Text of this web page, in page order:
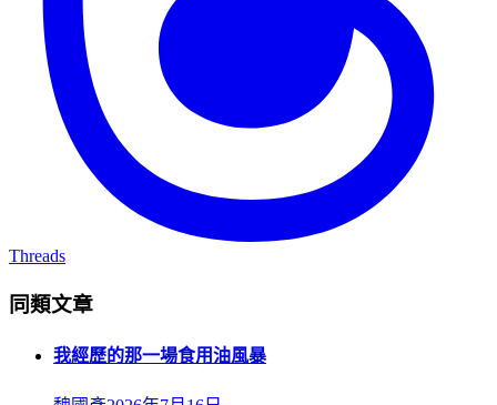
Threads
同類文章
我經歷的那一場食用油風暴